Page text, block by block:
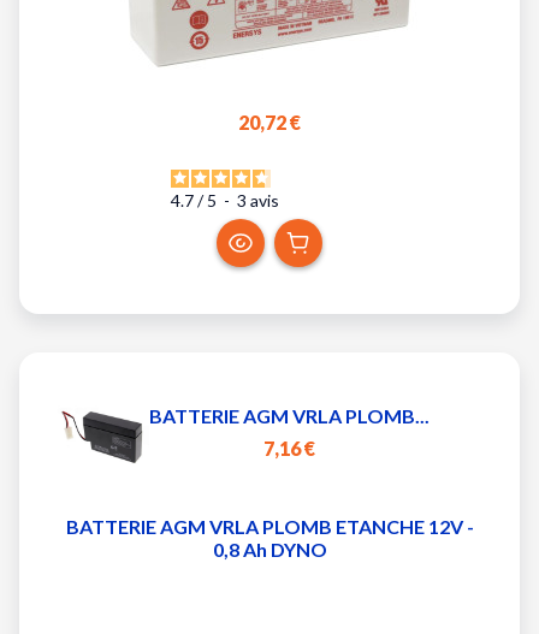
20,72 €
4.7/ 5 - 3 avis
BATTERIE AGM VRLA PLOMB...
7,16 €
BATTERIE AGM VRLA PLOMB ETANCHE 12V -
0,8 Ah DYNO